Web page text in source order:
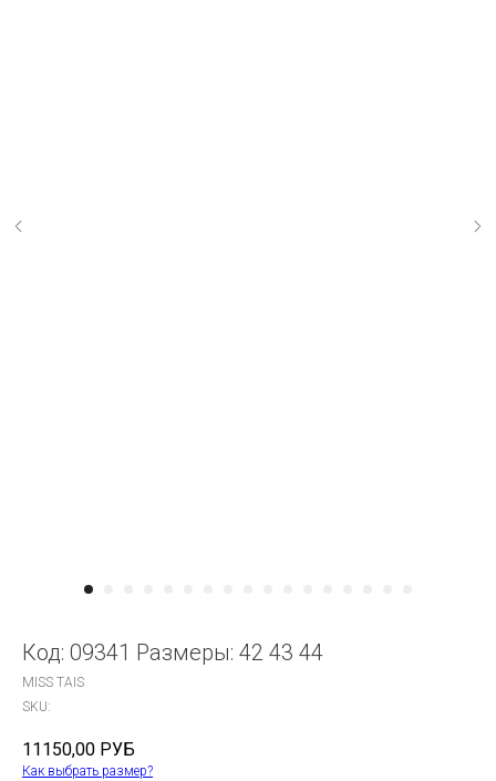
Код: 09341 Размеры: 42 43 44
MISS TAIS
SKU:
11150,00 РУБ
Как выбрать размер?